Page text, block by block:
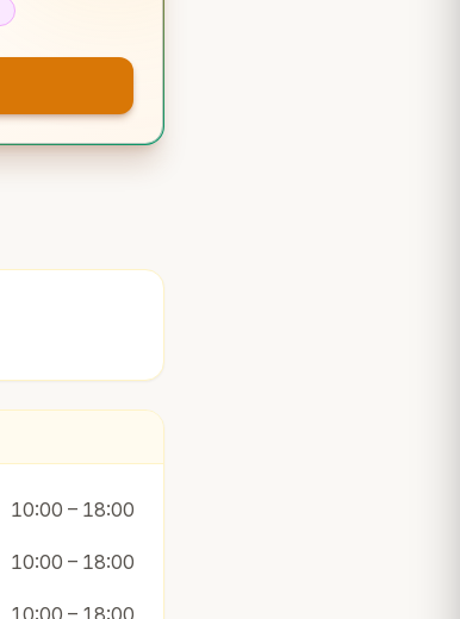
10:00 – 18:00
10:00 – 18:00
10:00 – 18:00